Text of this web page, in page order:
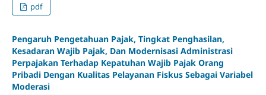
pdf
Pengaruh Pengetahuan Pajak, Tingkat Penghasilan,
Kesadaran Wajib Pajak, Dan Modernisasi Administrasi
Perpajakan Terhadap Kepatuhan Wajib Pajak Orang
Pribadi Dengan Kualitas Pelayanan Fiskus Sebagai Variabel
Moderasi